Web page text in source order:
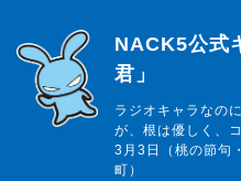
らじっと君
NACK5公式
君」
ラジオキャラなの
が、根は優しく、
3月3日（桃の節句
町）